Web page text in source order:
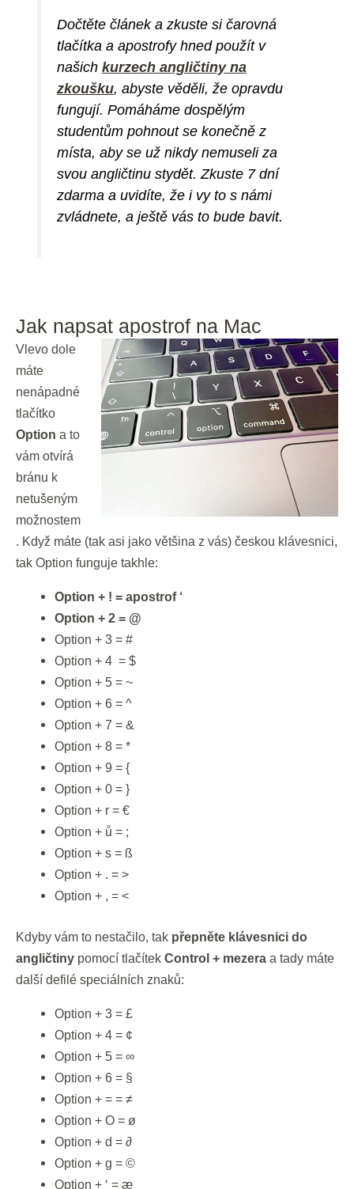
Dočtěte článek a zkuste si čarovná
tlačítka a apostrofy hned použít v
našichkurzech angličtiny na
zkoušku, abyste věděli, že opravdu
fungují. Pomáháme dospělým
studentům pohnout se konečně z
místa, aby se už nikdy nemuseli za
svou angličtinu stydět. Zkuste 7 dní
zdarma a uvidíte, že i vy to s námi
zvládnete, a ještě vás to bude bavit.
Jak napsat apostrof na Mac
Vlevo dole
máte
nenápadné
tlačítko
Option a to
vám otvírá
bránu k
netušeným
možnostem
. Když máte (tak asi jako většina z vás) českou klávesnici,
tak Option funguje takhle:
Option + ! = apostrof ‘
Option + 2 = @
Option + 3 = #
Option + 4 = $
Option + 5 = ~
Option + 6 = ^
Option + 7 = &
Option + 8 = *
Option + 9 = {
Option + 0 = }
Option + r = €
Option + ů = ;
Option + s = ß
Option + . = >
Option + , = <
Kdyby vám to nestačilo, tak přepněte klávesnici do
angličtiny pomocí tlačítek Control + mezera a tady máte
další defilé speciálních znaků:
Option + 3 = £
Option + 4 = ¢
Option + 5 = ∞
Option + 6 = §
Option + = = ≠
Option + O = ø
Option + d = ∂
Option + g = ©
Option + ‘ = æ